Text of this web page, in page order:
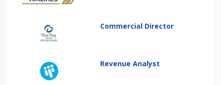
Commercial Director
Revenue Analyst